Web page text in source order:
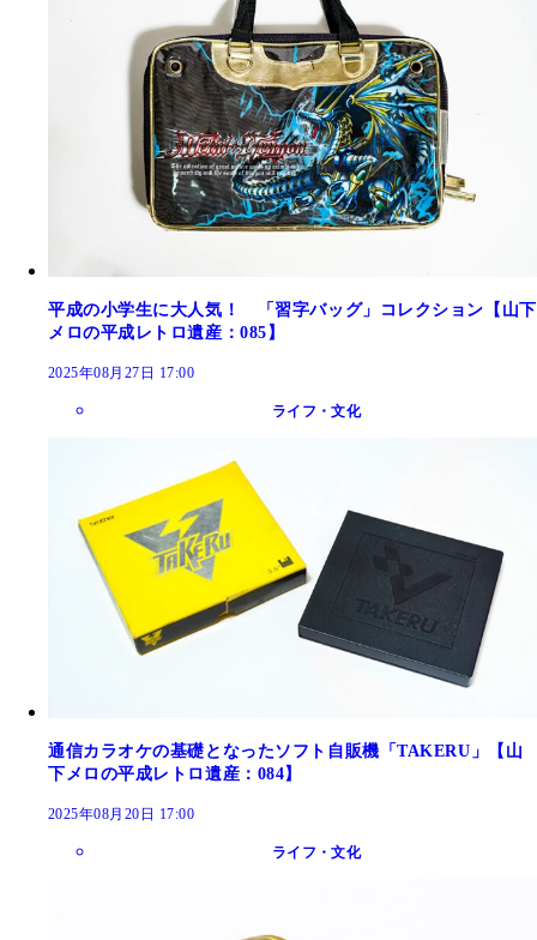
平成の小学生に大人気！ 「習字バッグ」コレクション【山下
メロの平成レトロ遺産：085】
2025年08月27日 17:00
ライフ・文化
通信カラオケの基礎となったソフト自販機「TAKERU」【山
下メロの平成レトロ遺産：084】
2025年08月20日 17:00
ライフ・文化